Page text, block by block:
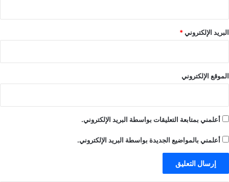
البريد الإلكتروني*
الموقع الإلكتروني
أعلمني بمتابعة التعليقات بواسطة البريد الإلكتروني.
أعلمني بالمواضيع الجديدة بواسطة البريد الإلكتروني.